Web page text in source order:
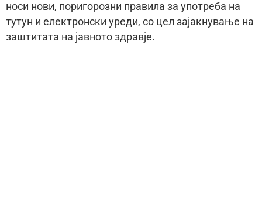
носи нови, поригорозни правила за употреба на
тутун и електронски уреди, со цел зајакнување на
заштитата на јавното здравје.